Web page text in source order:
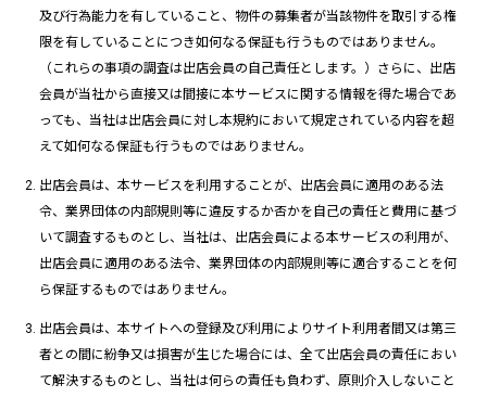
及び行為能力を有していること、物件の募集者が当該物件を取引する権
限を有していることにつき如何なる保証も行うものではありません。
（これらの事項の調査は出店会員の自己責任とします。）さらに、出店
会員が当社から直接又は間接に本サービスに関する情報を得た場合であ
っても、当社は出店会員に対し本規約において規定されている内容を超
えて如何なる保証も行うものではありません。
出店会員は、本サービスを利用することが、出店会員に適用のある法
令、業界団体の内部規則等に違反するか否かを自己の責任と費用に基づ
いて調査するものとし、当社は、出店会員による本サービスの利用が、
出店会員に適用のある法令、業界団体の内部規則等に適合することを何
ら保証するものではありません。
出店会員は、本サイトへの登録及び利用によりサイト利用者間又は第三
者との間に紛争又は損害が生じた場合には、全て出店会員の責任におい
て解決するものとし、当社は何らの責任も負わず、原則介入しないこと